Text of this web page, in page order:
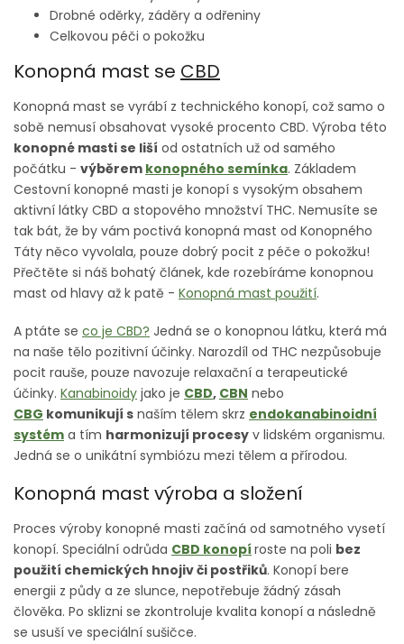
Drobné oděrky, záděry a odřeniny
Celkovou péči o pokožku
Konopná mast se CBD
Konopná mast se vyrábí z technického konopí, což samo o
sobě nemusí obsahovat vysoké procento CBD. Výroba této
konopné masti se liší od ostatních už od samého
počátku - výběrem konopného semínka. Základem
Cestovní konopné masti je konopí s vysokým obsahem
aktivní látky CBD a stopového množství THC. Nemusíte se
tak bát, že by vám poctivá konopná mast od Konopného
Táty něco vyvolala, pouze dobrý pocit z péče o pokožku!
Přečtěte si náš bohatý článek, kde rozebíráme konopnou
mast od hlavy až k patě - Konopná mast použití.
A ptáte se co je CBD? Jedná se o konopnou látku, která má
na naše tělo pozitivní účinky. Narozdíl od THC nezpůsobuje
pocit rauše, pouze navozuje relaxační a terapeutické
účinky. Kanabinoidy jako je CBD, CBN nebo
CBG komunikují s naším tělem skrz endokanabinoidní
systém a tím harmonizují procesy v lidském organismu.
Jedná se o unikátní symbiózu mezi tělem a přírodou.
Konopná mast výroba a složení
Proces výroby konopné masti začíná od samotného vysetí
konopí. Speciální odrůda CBD konopí roste na poli bez
použití chemických hnojiv či postřiků. Konopí bere
energii z půdy a ze slunce, nepotřebuje žádný zásah
člověka. Po sklizni se zkontroluje kvalita konopí a následně
se usuší ve speciální sušičce.